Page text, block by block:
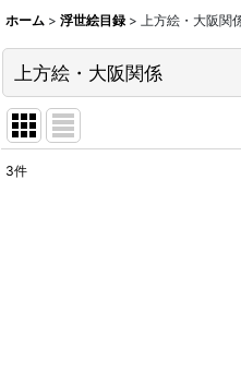
ホーム > 浮世絵目録 > 上方絵・大阪関
上方絵・大阪関係
3件